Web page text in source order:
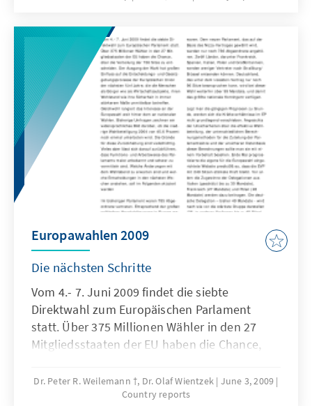
der letzten drei Jahre, zu den Urnen begeben.
Die Regionalwahlen spielen dabei in Belgien
fast eine größere Rolle als die Föderalwahlen.
Europawahlen 2009
Die nächsten Schritte
Vom 4.- 7. Juni 2009 findet die siebte
Direktwahl zum Europäischen Parlament
statt. Über 375 Millionen Wähler in den 27
Mitgliedsstaaten der EU haben die Chance,
entscheiden. Der Ausgang der Wahl hat
großen Einfluss auf die Entscheidungs- und
Dr. Peter R. Weilemann †, Dr. Olaf Wientzek June 3, 2009
Country reports